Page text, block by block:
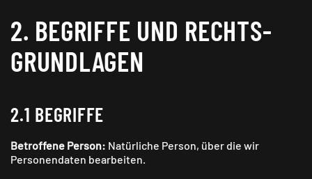
2. BEGRIFFE UND RECHTS­
GRUNDLAGEN
2.1 BEGRIFFE
Betroffene Person: Natürliche Person, über die wir
Personen­daten bearbeiten.